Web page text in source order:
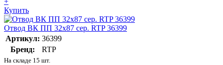
Купить
Отвод ВК ПП 32х87 сер. RTP 36399
Артикул: 36399
Бренд:
RTP
На складе 15 шт.